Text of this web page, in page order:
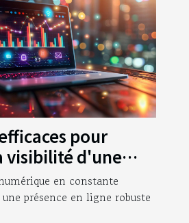
pour
visibilité d'une
ligneen constante
présence en ligne robuste